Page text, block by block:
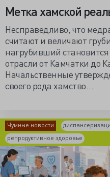
Метка хамской
Несправедливо, что
считают и величают
нагрубивший
отрасли от Камчатки до
Начальственные
своего рода хамство…
Чумные новости
репродуктивное здоровье